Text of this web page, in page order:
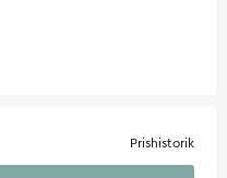
Prishistorik